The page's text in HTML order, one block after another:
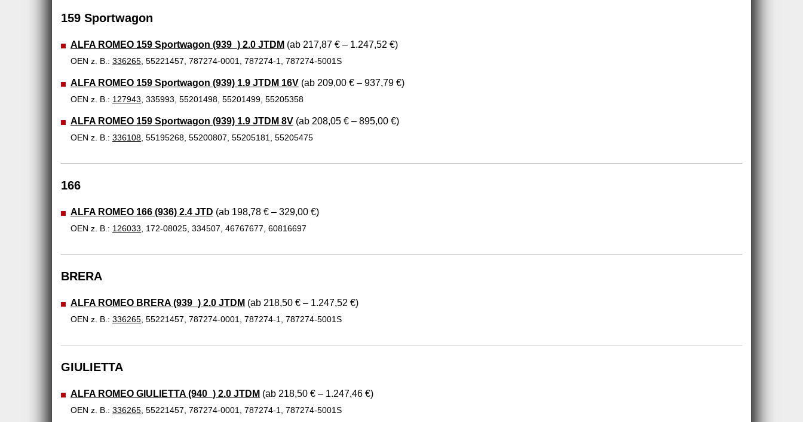
159 Sportwagon
ALFA ROMEO 159 Sportwagon (939_) 2.0 JTDM (ab 217,87 € – 1.247,52 €)
OEN z. B.: 336265, 55221457, 787274-0001, 787274-1, 787274-5001S
ALFA ROMEO 159 Sportwagon (939) 1.9 JTDM 16V (ab 209,00 € – 937,79 €)
OEN z. B.: 127943, 335993, 55201498, 55201499, 55205358
ALFA ROMEO 159 Sportwagon (939) 1.9 JTDM 8V (ab 208,05 € – 895,00 €)
OEN z. B.: 336108, 55195268, 55200807, 55205181, 55205475
166
ALFA ROMEO 166 (936) 2.4 JTD (ab 198,78 € – 329,00 €)
OEN z. B.: 126033, 172-08025, 334507, 46767677, 60816697
BRERA
ALFA ROMEO BRERA (939_) 2.0 JTDM (ab 218,50 € – 1.247,52 €)
OEN z. B.: 336265, 55221457, 787274-0001, 787274-1, 787274-5001S
GIULIETTA
ALFA ROMEO GIULIETTA (940_) 2.0 JTDM (ab 218,50 € – 1.247,46 €)
OEN z. B.: 336265, 55221457, 787274-0001, 787274-1, 787274-5001S